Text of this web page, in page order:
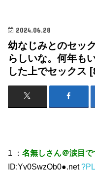
2024.06.28
幼なじみとのセッ
らしいな。何年も
した上でセックス
1 ：名無しさん＠涙目で
ID:Yy0SwzQb0●.net